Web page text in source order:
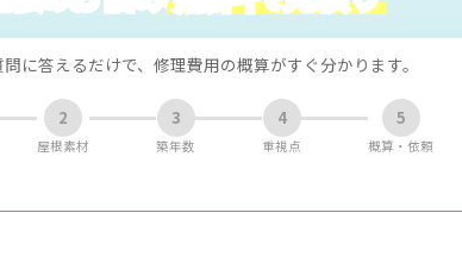
に答えるだけで、修理費用の概算がすぐ分かります。
2
屋根素材
3
築年数
4
重視点
5
概算・依頼